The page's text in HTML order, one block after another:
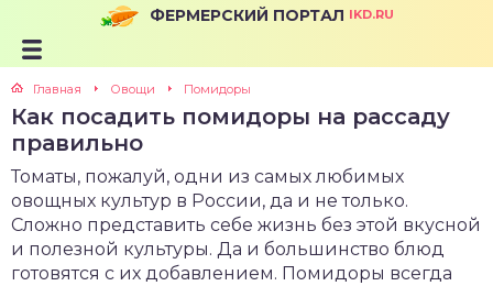
ФЕРМЕРСКИЙ ПОРТАЛ IKD.RU
Главная Овощи Помидоры
Как посадить помидоры на рассаду
правильно
Томаты, пожалуй, одни из самых любимых
овощных культур в России, да и не только.
Сложно представить себе жизнь без этой вкусной
и полезной культуры. Да и большинство блюд
готовятся с их добавлением. Помидоры всегда